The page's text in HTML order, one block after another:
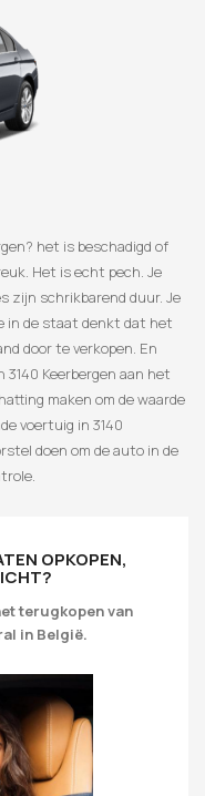
het is beschadigd of
Het is echt pech. Je
zijn schrikbarend duur. Je
in de staat denkt dat het
door te verkopen. En
Keerbergen aan het
maken om de waarde
voertuig in 3140
doen om de auto in de
OPKOPEN,
terugkopen van
in België.